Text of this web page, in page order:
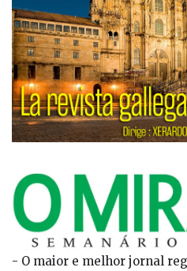
- O maior e melhor jornal